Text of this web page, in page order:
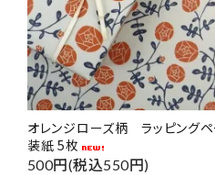
オレンジローズ柄 ラッピング
装紙 5枚
500円(税込550円)